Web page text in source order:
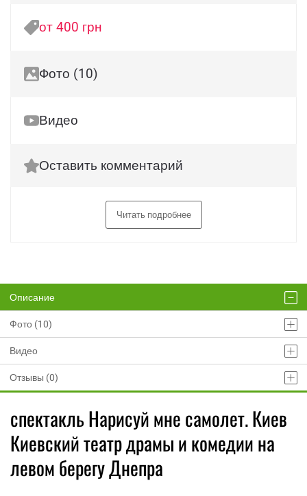
от 400 грн
Фото (10)
Видео
Оставить комментарий
Читать подробнее
Описание
Фото (10)
Видео
Отзывы (0)
спектакль Нарисуй мне самолет. Киев
Киевский театр драмы и комедии на
левом берегу Днепра